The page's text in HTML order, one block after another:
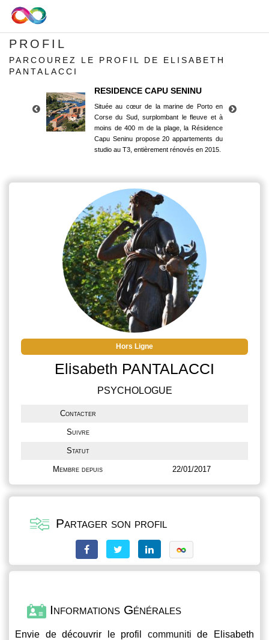
PROFIL
PARCOUREZ LE PROFIL DE ELISABETH
PANTALACCI
RESIDENCE CAPU SENINU
Située au cœur de la marine de Porto en
Corse du Sud, surplombant le fleuve et à
moins de 400 m de la plage, la Résidence
Capu Seninu propose 20 appartements du
studio au T3, entièrement rénovés en 2015.
Corse du Sud, surplombant le fleuve et à
moins de 400 m de la plage, la Résidence
Capu Seninu propose 20 appartements du
studio au T3, entièrement rénovés en 2015.
Hors Ligne
Elisabeth PANTALACCI
PSYCHOLOGUE
Contacter
Suivre
Statut
Membre depuis 22/01/2017
Partager son profil
Informations Générales
Envie de découvrir le profil communiti de Elisabeth